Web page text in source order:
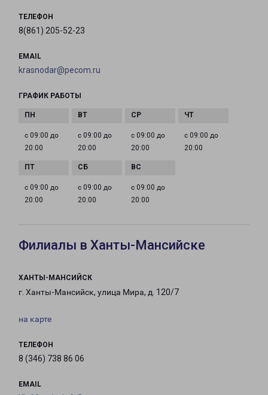
ТЕЛЕФОН
8(861) 205-52-23
EMAIL
krasnodar@pecom.ru
ГРАФИК РАБОТЫ
с 09:00 до
20:00
с 09:00 до
20:00
с 09:00 до
20:00
с 09:00 до
20:00
с 09:00 до
20:00
с 09:00 до
20:00
с 09:00 до
20:00
Филиалы в Ханты-Мансийске
ХАНТЫ-МАНСИЙСК
г. Ханты-Мансийск, улица Мира, д. 120/7
на карте
ТЕЛЕФОН
8 (346) 738 86 06
EMAIL